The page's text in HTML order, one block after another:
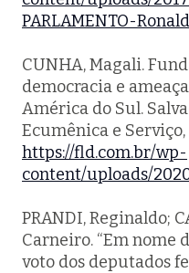
PARLAMENTO-
CUNHA, Magali.
democracia e
América do Sul.
Ecumênica e
https://fld.com.br/wp-
content/uploads/
PRANDI, Reginaldo;
Carneiro. “Em nome
voto dos deputados